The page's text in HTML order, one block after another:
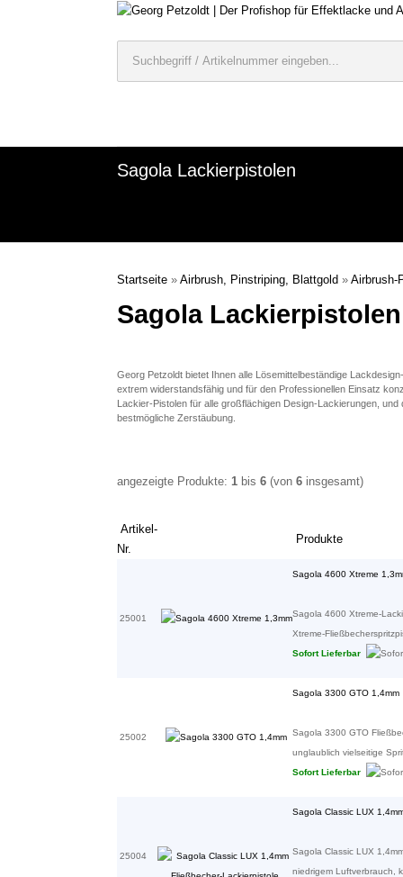
Sagola Lackierpistolen
Startseite » Airbrush, Pinstriping, Blattgold » Airbrush-
Sagola Lackierpistolen
Georg Petzoldt bietet Ihnen alle Lösemittelbeständige
extrem widerstandsfähig und für den Professionellen Einsatz
Lackier-Pistolen für alle großflächigen Design-Lackierungen,
bestmögliche Zerstäubung.
angezeigte Produkte: 1 bis 6 (von 6 insgesamt)
Artikel-
Nr.
Produkte
25001
Sagola 4600 Xtreme
Sagola 4600 Xtreme-
Xtreme-
Sofort Lieferbar
25002
Sagola 3300 GTO 1,4mm
Sagola 3300 GTO
unglaublich vielseitige
Sofort Lieferbar
25004
Sagola Classic LUX
Sagola Classic LUX
niedrigem Luftverbrauch,